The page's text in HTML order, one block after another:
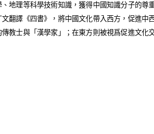
地理等科學技術知識，獲得中國知識分子的尊
翻譯《四書》，將中國文化帶入西方，促進中
教士與「漢學家」；在東方則被視爲促進文化